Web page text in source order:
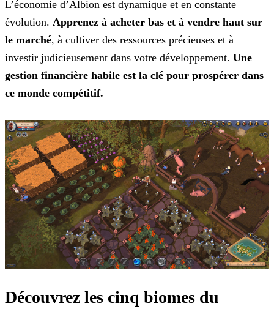
L’économie d’Albion est dynamique et en constante
évolution. Apprenez à acheter bas et à vendre haut sur
le marché, à cultiver des ressources précieuses et à
investir judicieusement dans votre développement. Une
gestion financière habile est la clé pour prospérer dans
ce monde compétitif.
Découvrez les cinq biomes du